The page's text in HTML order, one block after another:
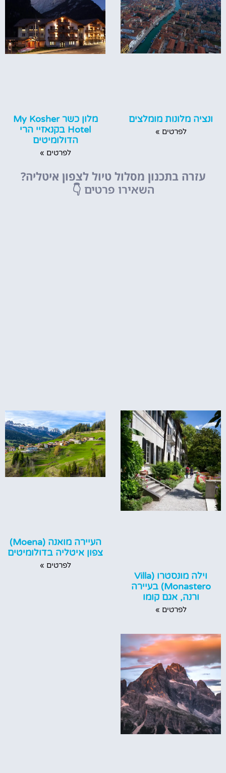
ונציה מלונות מומלצים
לפרטים »
מלון כשר My Kosher
Hotel בקנאזיי הרי
הדולומיטים
לפרטים »
עזרה בתכנון מסלול טיול לצפון איטליה?
השאירו פרטים 👇
וילה מונסטרו (Villa
Monastero) בעיירה
ורנה, אגם קומו
לפרטים »
העיירה מואנה (Moena)
צפון איטליה בדולומיטים
לפרטים »